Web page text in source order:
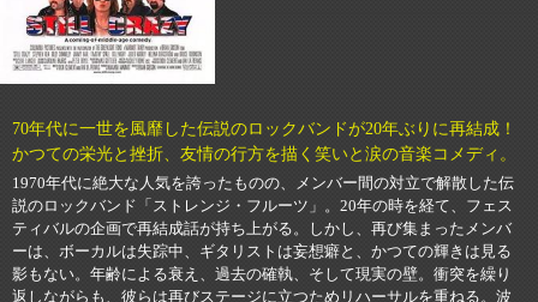
70年代に一世を風靡した伝説のロックバンドが20年ぶりに再結成！
かつての栄光と挫折、友情の行方を描く笑いと涙の音楽コメディ。
1970年代に絶大な人気を誇ったものの、メンバー間の対立で解散した伝
説のロックバンド「ストレンジ・フルーツ」。20年の時を経て、フェス
ティバルの企画で再結成話が持ち上がる。しかし、再び集まったメンバ
ーは、ボーカルは失踪中、ギタリストは妄想癖と、かつての輝きは見る
影もない。年齢による衰え、過去の確執、そして現実の壁。衝突を繰り
返しながらも、彼らは再びステージに立つためリハーサルを重ねる。波